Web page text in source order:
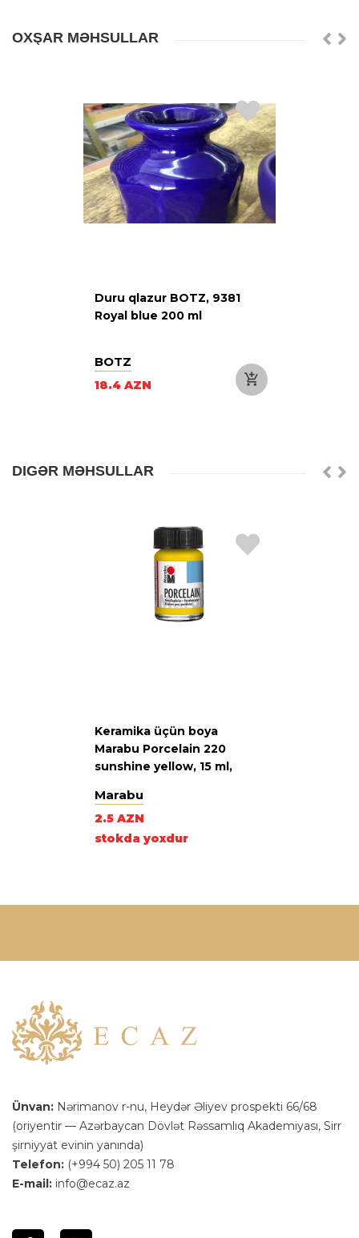
OXŞAR MƏHSULLAR
Duru qlazur BOTZ, 9381
Royal blue 200 ml
BOTZ
18.4 AZN
DIGƏR MƏHSULLAR
Keramika üçün boya
Marabu Porcelain 220
sunshine yellow, 15 ml,
Marabu
2.5 AZN
stokda yoxdur
Ünvan: Nərimanov r-nu, Heydər Əliyev prospekti 66/68
(oriyentir — Azərbaycan Dövlət Rəssamlıq Akademiyası, Sirr
şirniyyat evinin yanında)
Telefon: (+994 50) 205 11 78
E-mail: info@ecaz.az